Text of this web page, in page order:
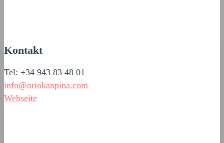
Kontakt
Tel: +34 943 83 48 01
info@oriokanpina.com
Webseite